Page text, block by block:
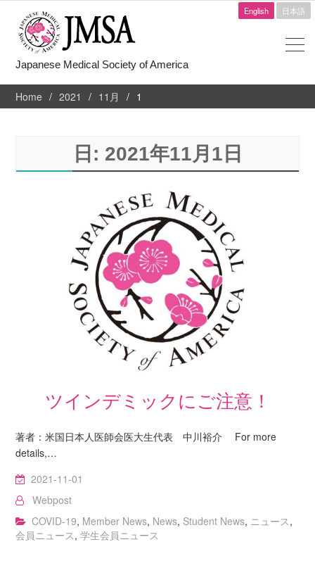
English 日本語
Japanese Medical Society of America
Home 2021 11月 1
日: 2021年11月1日
ツインデミックにご注意！
著者：米国日本人医師会医大生代表 中川裕介 For more
details,…
2021-11-01
Webpost
COVID-19, Member News, News, Student News, ニュース,
会員ニュース,学生会員ニュース